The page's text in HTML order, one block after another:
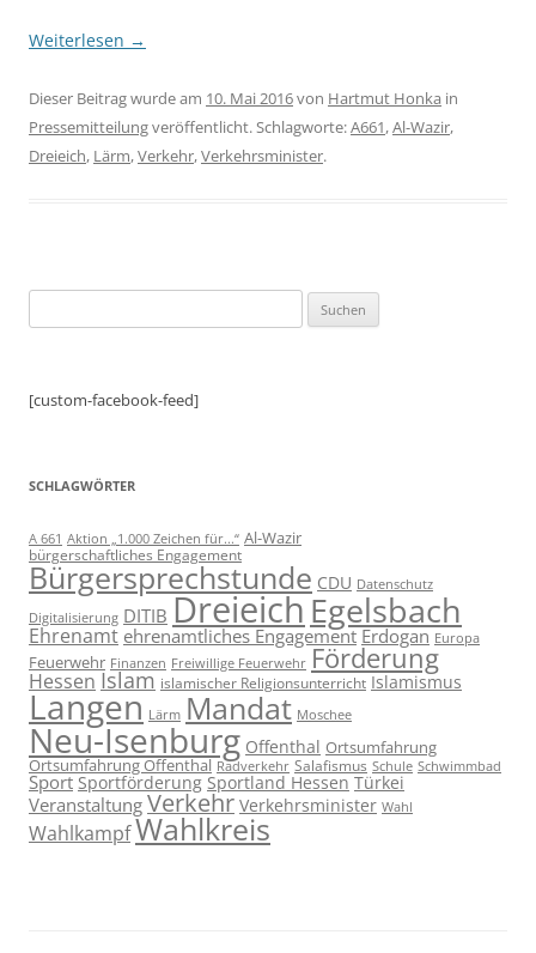
Weiterlesen →
Dieser Beitrag wurde am 10. Mai 2016von Hartmut Honka in
Pressemitteilungveröffentlicht. Schlagworte:A661,Al-Wazir,
Dreieich, Lärm,Verkehr,Verkehrsminister.
nach:
[custom-facebook-feed]
SCHLAGWÖRTER
A 661 Aktion „1.000 Zeichen für...“ Al-Wazir
bürgerschaftliches Engagement
Bürgersprechstunde CDU Datenschutz
Digitalisierung DITIB DreieichEgelsbach
Ehrenamt ehrenamtliches Engagement Erdogan Europa
Feuerwehr Finanzen Freiwillige Feuerwehr Förderung
Hessen Islam islamischer Religionsunterricht Islamismus
Langen Lärm Mandat Moschee
Neu-Isenburg Offenthal Ortsumfahrung
Ortsumfahrung Offenthal Radverkehr Salafismus Schule Schwimmbad
Sport Sportförderung Sportland Hessen Türkei
Veranstaltung Verkehr Verkehrsminister Wahl
WahlkampfWahlkreis